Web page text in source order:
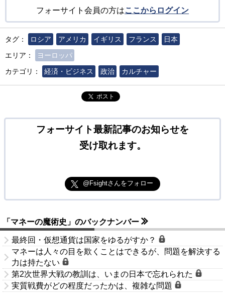
フォーサイト会員の方はここからログイン
タグ： ロシア アメリカ イギリス フランス
日本
エリア：
ヨーロッパ
カテゴリ：
経済・ビジネス 政治 カルチャー
ポスト
フォーサイト最新記事のお知らせを
受け取れます。
@Fsightさんをフォロー
「マネーの魔術史」のバックナンバー
最終回・仮想通貨は国家をゆるがすか？
マネーは人々の目を欺くことはできるが、問題を解決する
力は持たない
第2次世界大戦の教訓は、いまの日本で忘れられた
実質戦費がどの程度だったかは、複雑な問題